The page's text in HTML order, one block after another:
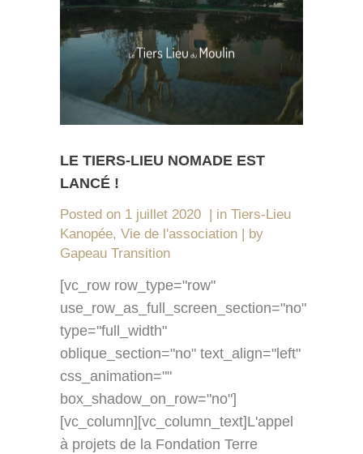
LE TIERS-LIEU NOMADE EST
LANCÉ !
Posted on 1 juillet 2020 in Tiers-Lieu
Kanopée, Vie de l'association
by
Gapeau Transition
[vc_row row_type="row"
use_row_as_full_screen_section="no"
type="full_width"
oblique_section="no" text_align="left"
css_animation=""
box_shadow_on_row="no"]
[vc_column][vc_column_text]L'appel
à projets de la Fondation Terre